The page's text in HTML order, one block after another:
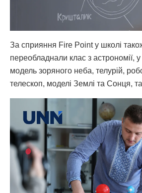
За сприяння Fire Point у школі
переобладнали клас з астрономії,
модель зоряного неба, телурій,
телескоп, моделі Землі та Сонця,